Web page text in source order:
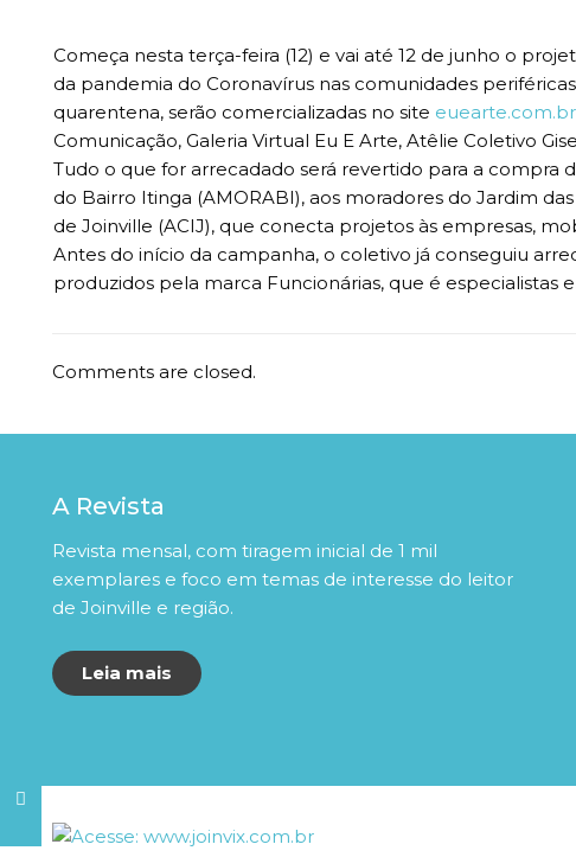
Começa nesta terça-feira (12) e vai até 12 de junho o
da pandemia do Coronavírus nas comunidades
quarentena, serão comercializadas no site euearte.com.br
Comunicação, Galeria Virtual Eu E Arte, Atêlie Coletivo
Tudo o que for arrecadado será revertido para a compra
do Bairro Itinga (AMORABI), aos moradores do Jardim
de Joinville (ACIJ), que conecta projetos às empresas,
Antes do início da campanha, o coletivo já conseguiu
produzidos pela marca Funcionárias, que é especialistas
Comments are closed.
A Revista
Revista mensal, com tiragem inicial de 1 mil
exemplares e foco em temas de interesse do leitor
de Joinville e região.
Leia mais